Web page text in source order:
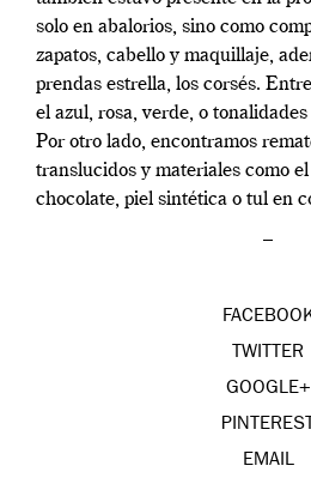
solo en abalorios, sino como
zapatos, cabello y maquillaje,
prendas estrella, los corsés.
el azul, rosa, verde, o
Por otro lado, encontramos
translucidos y materiales como
chocolate, piel sintética o tul en
–
TWITTER
GOOGLE+
PINTEREST
EMAIL